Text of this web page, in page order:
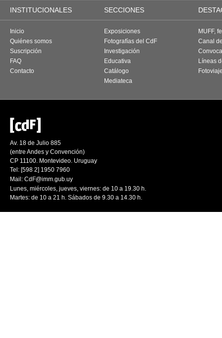
INSTITUCIONALES SECCIONES
Inicio
Quiénes somos
Suscripción
FAQ
Contacto
Exposiciones
Fotografías del CdF
Investigación
Educativa
Catálogo
Mediateca
MUFF,
Canal
Líneas
Av. 18 de Julio 885
(entre Andes y Convención)
CP 11100. Montevideo. Uruguay
Tel: [598 2] 1950 7960
Mail: CdF@imm.gub.uy
Lunes, miércoles, jueves, viernes: de 10 a 19.30 h.
Martes: de 10 a 21 h. Sábados de 9.30 a 14.30 h.